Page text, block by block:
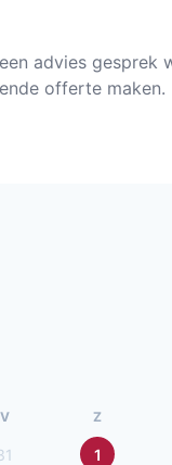
advies gesprek
offerte maken.
V Z
1